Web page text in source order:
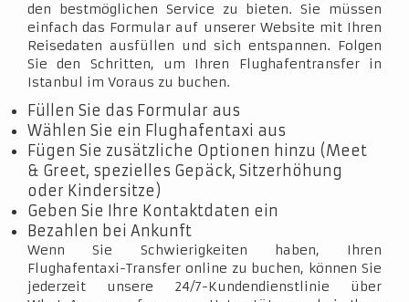
den bestmöglichen Service zu bieten. Sie müssen
einfach das Formular auf unserer Website mit Ihren
Reisedaten ausfüllen und sich entspannen. Folgen
Sie den Schritten, um Ihren Flughafentransfer in
Istanbul im Voraus zu buchen.
Füllen Sie das Formular aus
Wählen Sie ein Flughafentaxi aus
Fügen Sie zusätzliche Optionen hinzu (Meet
& Greet, spezielles Gepäck, Sitzerhöhung
oder Kindersitze)
Geben Sie Ihre Kontaktdaten ein
Bezahlen bei Ankunft
Wenn Sie Schwierigkeiten haben, Ihren
Flughafentaxi-Transfer online zu buchen, können Sie
jederzeit unsere 24/7-Kundendienstlinie über